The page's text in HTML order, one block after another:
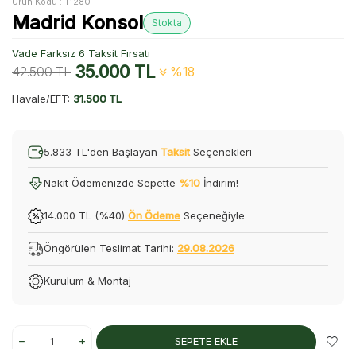
Madrid Konsol Stokta
Vade Farksız 6 Taksit Fırsatı
42.500TL 35.000TL %18
Havale/EFT: 31.500 TL
5.833 TL'den Başlayan Taksit Seçenekleri
Nakit Ödemenizde Sepette %10 İndirim!
14.000 TL (%40) Ön Ödeme Seçeneğiyle
Öngörülen Teslimat Tarihi: 29.08.2026
Kurulum & Montaj
SEPETE EKLE